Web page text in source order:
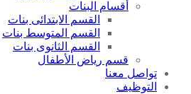
أقسام البنات
القسم الابتدائى بنات
القسم المتوسط بنات
القسم الثانوى بنات
قسم رياض الأطفال
تواصل معنا
التوظيف